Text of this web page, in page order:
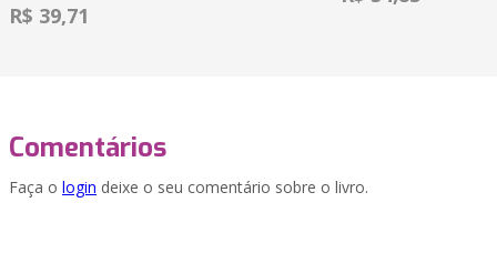
R$ 39,71
Comentários
Faça o login deixe o seu comentário sobre o livro.